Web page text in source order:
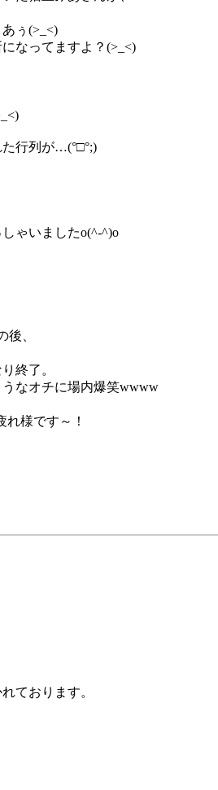
ぅ(>_<)
なってますよ？(>_<)
行列が…(°□°;)
ゃいましたo(^-^)o
後、
終了。
なオチに場内爆笑wwww
様です～！
ております。